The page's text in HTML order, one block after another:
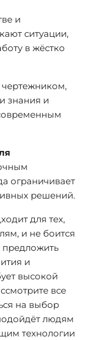
и
ситуации,
в жёстко
чертежником,
знания и
ограничивает
решений.
для тех,
и не боится
и
высокой
все
на выбор
людям
технологии